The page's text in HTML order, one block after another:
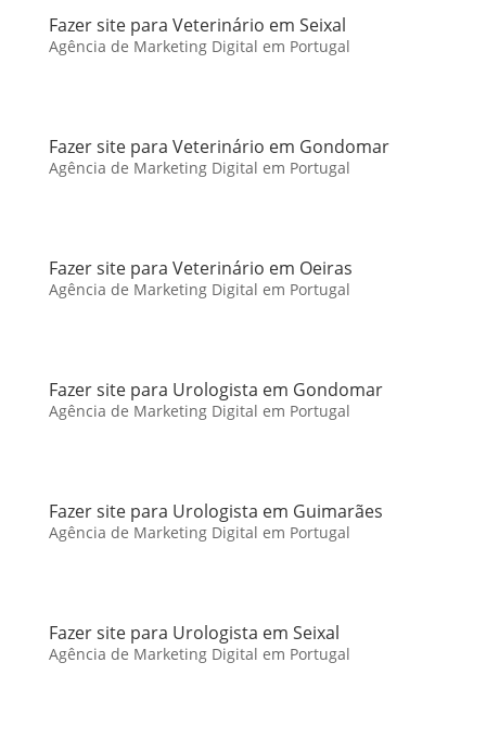
Fazer site para Veterinário em Seixal
Agência de Marketing Digital em Portugal
Fazer site para Veterinário em Gondomar
Agência de Marketing Digital em Portugal
Fazer site para Veterinário em Oeiras
Agência de Marketing Digital em Portugal
Fazer site para Urologista em Gondomar
Agência de Marketing Digital em Portugal
Fazer site para Urologista em Guimarães
Agência de Marketing Digital em Portugal
Fazer site para Urologista em Seixal
Agência de Marketing Digital em Portugal